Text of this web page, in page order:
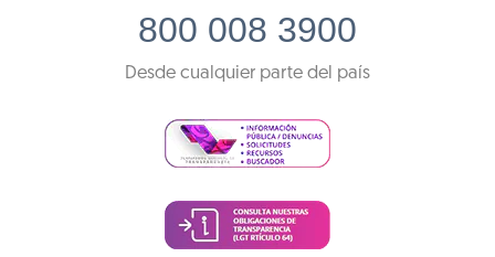
800 008 3900
Desde cualquier parte del país